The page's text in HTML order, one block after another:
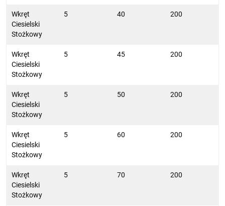
Wkręt
Ciesielski
Stożkowy
5 40 200
Wkręt
Ciesielski
Stożkowy
5 45 200
Wkręt
Ciesielski
Stożkowy
5 50 200
Wkręt
Ciesielski
Stożkowy
5 60 200
Wkręt
Ciesielski
Stożkowy
5 70 200